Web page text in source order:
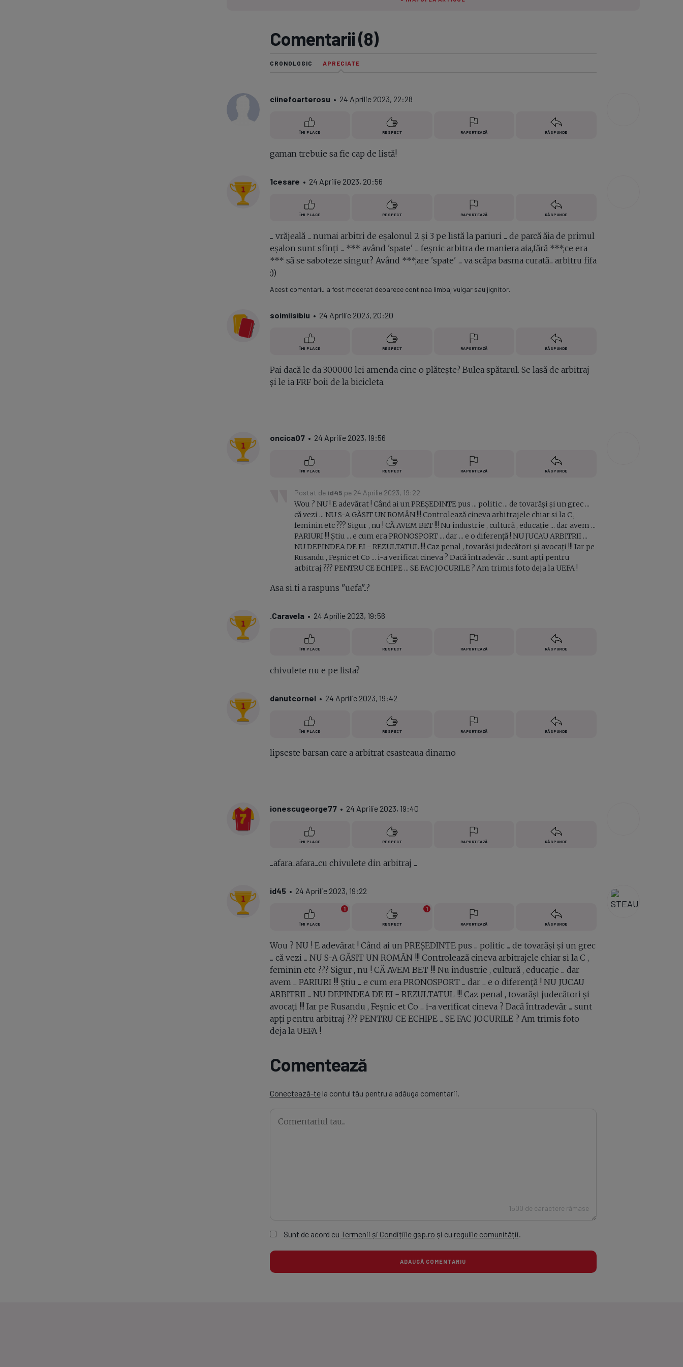
Comentarii (8)
CRONOLOGIC APRECIATE
ciinefoarterosu • 24 Aprilie 2023, 22:28
ÎMI PLACE RESPECT RAPORTEAZĂ RĂSPUNDE
gaman trebuie sa fie cap de listă!
1cesare • 24 Aprilie 2023, 20:56
ÎMI PLACE RESPECT RAPORTEAZĂ RĂSPUNDE
... vrăjeală ... numai arbitri de eșalonul 2 și 3 pe listă la pariuri ... de parcă ăia de primul
eșalon sunt sfinţi ... *** având 'spate' ... feșnic arbitra de maniera aia,fără ***,ce era
*** să se saboteze singur? Având ***,are 'spate' ... va scăpa basma curată... arbitru fifa
:))
Acest comentariu a fost moderat deoarece continea limbaj vulgar sau jignitor.
soimiisibiu • 24 Aprilie 2023, 20:20
ÎMI PLACE RESPECT RAPORTEAZĂ RĂSPUNDE
Pai dacă le da 300000 lei amenda cine o plătește? Bulea spătarul. Se lasă de arbitraj
și le ia FRF boii de la bicicleta.
oncica07• 24 Aprilie 2023, 19:56
ÎMI PLACE RESPECT RAPORTEAZĂ RĂSPUNDE
Postat de id45 pe 24 Aprilie 2023, 19:22
Wou ? NU ! E adevărat ! Când ai un PREȘEDINTE pus ... politic ... de tovarăși și un grec ...
că vezi ... NU S-A GĂSIT UN ROMÂN !!! Controlează cineva arbitrajele chiar si la C ,
feminin etc ??? Sigur , nu ! CĂ AVEM BET !!! Nu industrie , cultură , educație ... dar avem ...
PARIURI !!! Știu ... e cum era PRONOSPORT ... dar ... e o diferență ! NU JUCAU ARBITRII ...
NU DEPINDEA DE EI - REZULTATUL !!! Caz penal , tovarăși judecători și avocați !!! Iar pe
Rusandu , Feșnic et Co ... i-a verificat cineva ? Dacă întradevăr ... sunt apți pentru
arbitraj ??? PENTRU CE ECHIPE ... SE FAC JOCURILE ? Am trimis foto deja la UEFA !
Asa si..ti a raspuns "uefa"..?
.Caravela• 24 Aprilie 2023, 19:56
ÎMI PLACE RESPECT RAPORTEAZĂ RĂSPUNDE
chivulete nu e pe lista?
danutcornel• 24 Aprilie 2023, 19:42
ÎMI PLACE RESPECT RAPORTEAZĂ RĂSPUNDE
lipseste barsan care a arbitrat csasteaua dinamo
ionescugeorge77• 24 Aprilie 2023, 19:40
ÎMI PLACE RESPECT RAPORTEAZĂ RĂSPUNDE
...afara...afara...cu chivulete din arbitraj ...
id45• 24 Aprilie 2023, 19:22
ÎMI PLACE
1
RESPECT
1
RAPORTEAZĂ RĂSPUNDE
Wou ? NU ! E adevărat ! Când ai un PREȘEDINTE pus ... politic ... de tovarăși și un grec
... că vezi ... NU S-A GĂSIT UN ROMÂN !!! Controlează cineva arbitrajele chiar si la C ,
feminin etc ??? Sigur , nu ! CĂ AVEM BET !!! Nu industrie , cultură , educație ... dar
avem ... PARIURI !!! Știu ... e cum era PRONOSPORT ... dar ... e o diferență ! NU JUCAU
ARBITRII ... NU DEPINDEA DE EI - REZULTATUL !!! Caz penal , tovarăși judecători și
avocați !!! Iar pe Rusandu , Feșnic et Co ... i-a verificat cineva ? Dacă întradevăr ... sunt
apți pentru arbitraj ??? PENTRU CE ECHIPE ... SE FAC JOCURILE ? Am trimis foto
deja la UEFA !
Comentează
Conectează-tela contul tău pentru a adăuga comentarii.
1500 de caractere rămase
Sunt de acord cu Termenii și Condițiile gsp.ro și cu regulile comunității.
ADAUGĂ COMENTARIU